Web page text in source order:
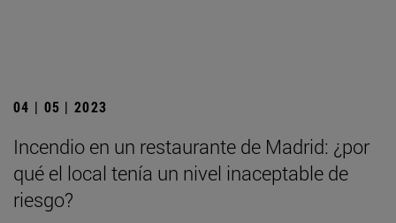
04 | 05 | 2023
Incendio en un restaurante de Madrid: ¿por
qué el local tenía un nivel inaceptable de
riesgo?